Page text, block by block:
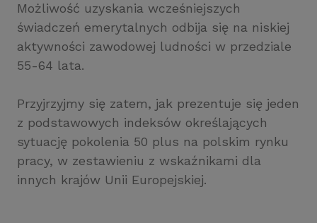
Możliwość uzyskania wcześniejszych
świadczeń emerytalnych odbija się na niskiej
aktywności zawodowej ludności w przedziale
55-64 lata.
Przyjrzyjmy się zatem, jak prezentuje się jeden
z podstawowych indeksów określających
sytuację pokolenia 50 plus na polskim rynku
pracy, w zestawieniu z wskaźnikami dla
innych krajów Unii Europejskiej.